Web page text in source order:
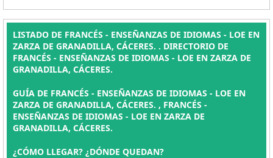
LISTADO DE FRANCÉS - ENSEÑANZAS DE IDIOMAS - LOE EN
ZARZA DE GRANADILLA, CÁCERES. . DIRECTORIO DE
FRANCÉS - ENSEÑANZAS DE IDIOMAS - LOE EN ZARZA DE
GRANADILLA, CÁCERES.
GUÍA DE FRANCÉS - ENSEÑANZAS DE IDIOMAS - LOE EN
ZARZA DE GRANADILLA, CÁCERES. , FRANCÉS -
ENSEÑANZAS DE IDIOMAS - LOE EN ZARZA DE
GRANADILLA, CÁCERES.
¿CÓMO LLEGAR? ¿DÓNDE QUEDAN?